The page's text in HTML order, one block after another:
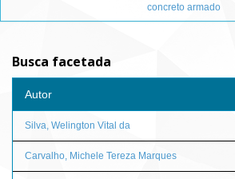
concreto armado
Busca facetada
Autor
Silva, Welington Vital da
Carvalho, Michele Tereza Marques